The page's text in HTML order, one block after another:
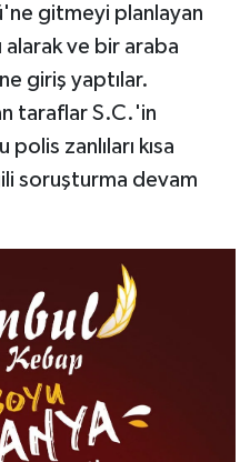
gitmeyi planlayan
alarak ve bir araba
giriş yaptılar.
taraflar S.C.'in
polis zanlıları kısa
soruşturma devam